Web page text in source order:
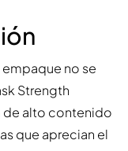
no se
Strength
de alto contenido
que aprecian el